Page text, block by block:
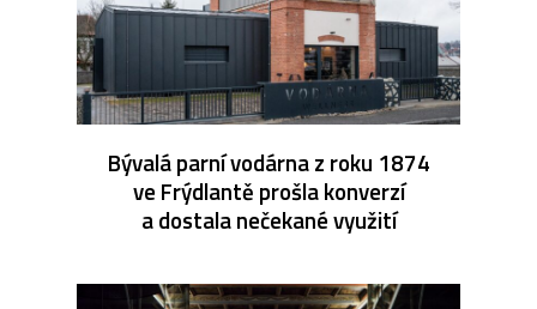
Bývalá parní vodárna z roku 1874
ve Frýdlantě prošla konverzí
a dostala nečekané využití